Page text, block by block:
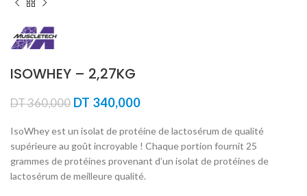
ISOWHEY – 2,27KG
DT360,000 Le
initial
était :
DT 360,000.
DT 340,000Le
actuel
est :
DT 340,000.
IsoWhey est un isolat de protéine de lactosérum de qualité
supérieure au goût incroyable ! Chaque portion fournit 25
grammes de protéines provenant d’un isolat de protéines de
lactosérum de meilleure qualité.